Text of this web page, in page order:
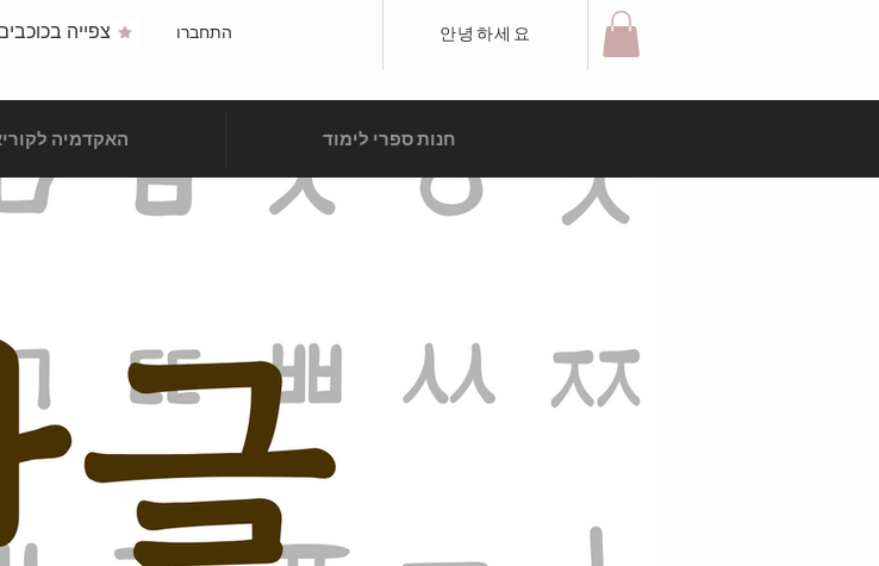
צפייה התחברו 안녕하세요
האקדמיה חנות ספרי לימוד